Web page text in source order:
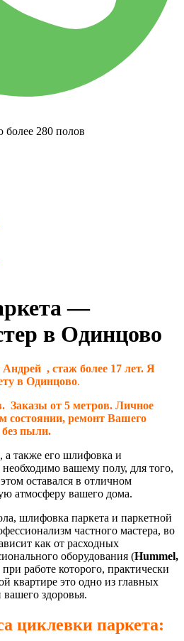
более 280 полов
—
в Одинцово
, стаж более 17 лет. Я
в Одинцово.
Заказы от 5 метров. Личное
состоянии, ремонт Вашего
без пыли.
а также его шлифовка и
вашему полу, для того,
оставался в отличном
атмосферу вашего дома.
шлифовка паркета и паркетной
частного мастера, во
как от расходных
оборудования (Hummel,
при работе которого, практически
квартире это одно из главных
здоровья.
циклевки паркета: